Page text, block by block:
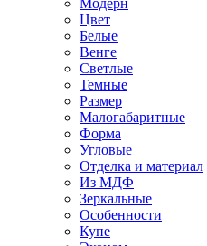
Модерн
Цвет
Белые
Венге
Светлые
Темные
Размер
Малогабаритные
Форма
Угловые
Отделка и материал
Из МДФ
Зеркальные
Особенности
Купе